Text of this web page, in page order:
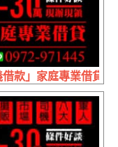
低利率 | 條件好商量
借款」家庭專業借貸